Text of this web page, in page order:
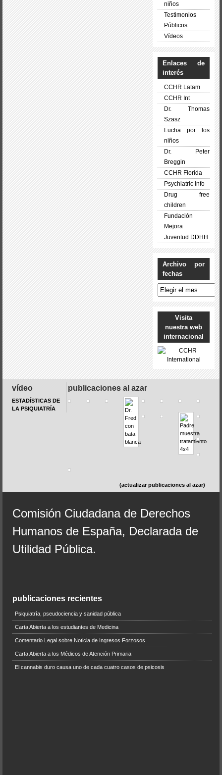
niños
Testimonios
Públicos
Vídeos
Enlaces de
interés
CCHR Latam
CCHR Int
Dr. Thomas
Szasz
Lucha por los
niños
Dr. Peter
Breggin
CCHR Florida
Psychiatric info
Drug free
children
Fundación
Mejora
Juventud DDHH
Archivo por
fechas
Archivo
por
Visita
nuestra web
internacional
publicaciones al azar
(actualizar publicaciones al azar)
vídeo
ESTADÍSTICAS DE
LA PSIQUIATRÍA
Comisión Ciudadana de Derechos
Humanos de España, Declarada de
Utilidad Pública.
publicaciones recientes
Psiquiatría, pseudociencia y sanidad pública
Carta Abierta a los estudiantes de Medicina
Comentario Legal sobre Noticia de Ingresos Forzosos
Carta Abierta a los Médicos de Atención Primaria
El cannabis duro causa uno de cada cuatro casos de psicosis